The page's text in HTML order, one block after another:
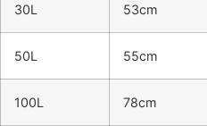
30L 53cm
50L 55cm
100L 78cm